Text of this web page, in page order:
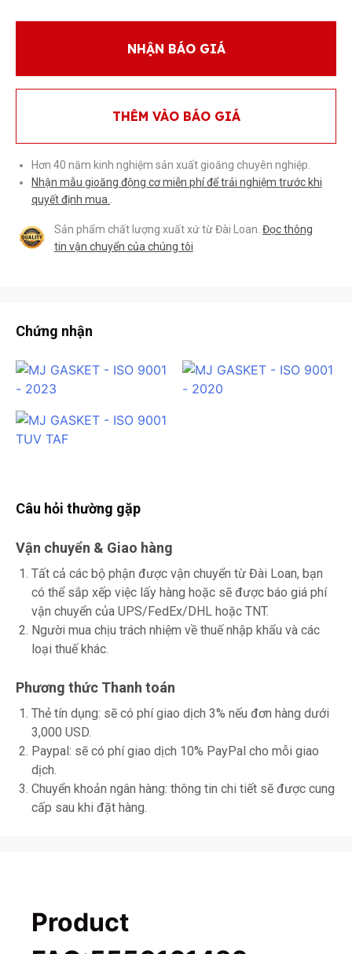
NHẬN BÁO GIÁ
THÊM VÀO BÁO GIÁ
Hơn 40 năm kinh nghiệm sản xuất gioăng chuyên nghiệp.
Nhận mẫu gioăng động cơ miễn phí để trải nghiệm trước khi
quyết định mua.
Sản phẩm chất lượng xuất xứ từ Đài Loan. Đọc thông
tin vận chuyển của chúng tôi
Chứng nhận
Câu hỏi thường gặp
Vận chuyển & Giao hàng
Tất cả các bộ phận được vận chuyển từ Đài Loan, bạn
có thể sắp xếp việc lấy hàng hoặc sẽ được báo giá phí
vận chuyển của UPS/FedEx/DHL hoặc TNT.
Người mua chịu trách nhiệm về thuế nhập khẩu và các
loại thuế khác.
Phương thức Thanh toán
Thẻ tín dụng: sẽ có phí giao dịch 3% nếu đơn hàng dưới
3,000 USD.
Paypal: sẽ có phí giao dịch 10% PayPal cho mỗi giao
dịch.
Chuyển khoản ngân hàng: thông tin chi tiết sẽ được cung
cấp sau khi đặt hàng.
Product